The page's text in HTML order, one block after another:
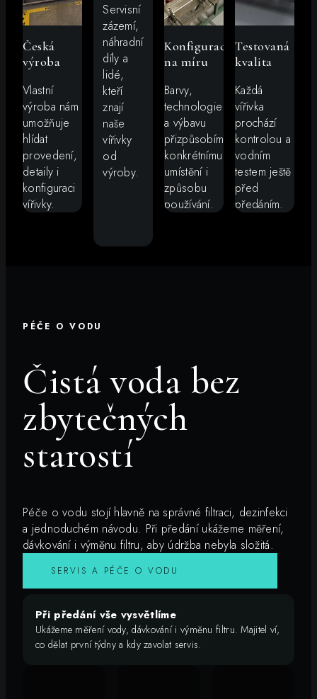
Česká
výroba
Vlastní
výroba nám
umožňuje
hlídat
provedení,
detaily i
konfiguraci
vířivky.
Servisní
zázemí,
náhradní
díly a
lidé,
kteří
znají
naše
vířivky
od
výroby.
Konfigurace
na míru
Barvy,
technologie
a výbavu
přizpůsobíme
konkrétnímu
umístění i
způsobu
používání.
Testovaná
kvalita
Každá
vířivka
prochází
kontrolou a
vodním
testem ještě
před
předáním.
PÉČE O VODU
Čistá voda bez
zbytečných
starostí
Péče o vodu stojí hlavně na správné filtraci, dezinfekci
a jednoduchém návodu. Při předání ukážeme měření,
dávkování i výměnu filtru, aby údržba nebyla složitá.
SERVIS A PÉČE O VODU
Při předání vše vysvětlíme
Ukážeme měření vody, dávkování i výměnu filtru. Majitel ví,
co dělat první týdny a kdy zavolat servis.